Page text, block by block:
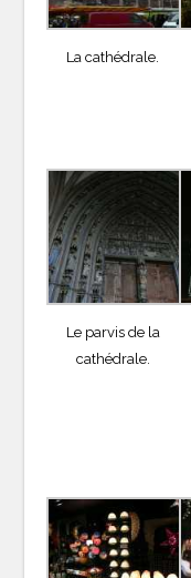
La cathédrale.
Le parvis de la
cathédrale.